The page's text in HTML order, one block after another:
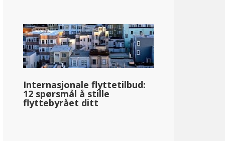
Internasjonale flyttetilbud:
12 spørsmål å stille
flyttebyrået ditt